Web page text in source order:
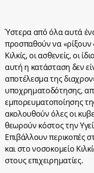
Ύστερα από όλα αυτά
προσπαθούν να «ρίξουν
Κιλκίς, οι ασθενείς, οι
αυτή η κατάσταση δεν
αποτέλεσμα της
υποχρηματοδότησης,
εμπορευματοποίησης
ακολουθούν όλες οι
θεωρούν κόστος την
Επιβάλλουν περικοπές
και στο νοσοκομείο
στους επιχειρηματίες.